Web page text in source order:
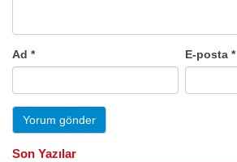
Ad * E-posta*
Son Yazılar